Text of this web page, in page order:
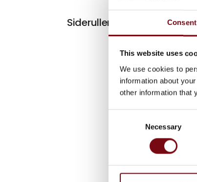
Consent
This website uses
We use cookies to
information about
other information that
Necessary
Sideruller til sortereanlæg